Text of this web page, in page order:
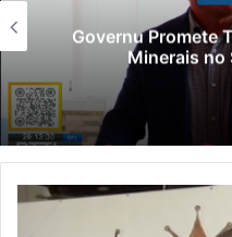
Governu Promete
Minerais no